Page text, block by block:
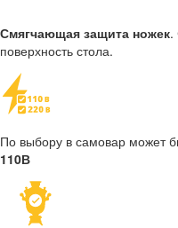
Смягчающая защита ножек.
поверхность стола.
По выбору в самовар может
110В